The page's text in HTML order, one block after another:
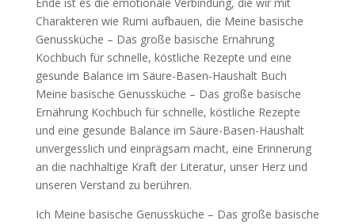
Charakteren wie Rumi aufbauen, die Meine basische
Genussküche – Das große basische Ernährung
Kochbuch für schnelle, köstliche Rezepte und eine
gesunde Balance im Säure-Basen-Haushalt Buch
Meine basische Genussküche – Das große basische
Ernährung Kochbuch für schnelle, köstliche Rezepte
und eine gesunde Balance im Säure-Basen-Haushalt
unvergesslich und einprägsam macht, eine Erinnerung
an die nachhaltige Kraft der Literatur, unser Herz und
unseren Verstand zu berühren.
Ich Meine basische Genussküche – Das große basische